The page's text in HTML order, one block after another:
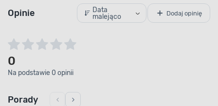
Opinie
Data
malejąco
Dodaj opinię
0
Na podstawie 0 opinii
Porady